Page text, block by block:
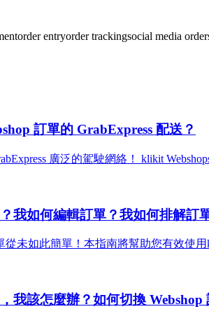
order entryorder trackingsocial media
訂單的 GrabExpress 配送？
廣泛的駕駛網絡！ klikit
我如何編輯訂單？我如何排解訂
從未如此簡單！本指南將幫助您有效使
我該怎麼辦？如何切換 Webshop